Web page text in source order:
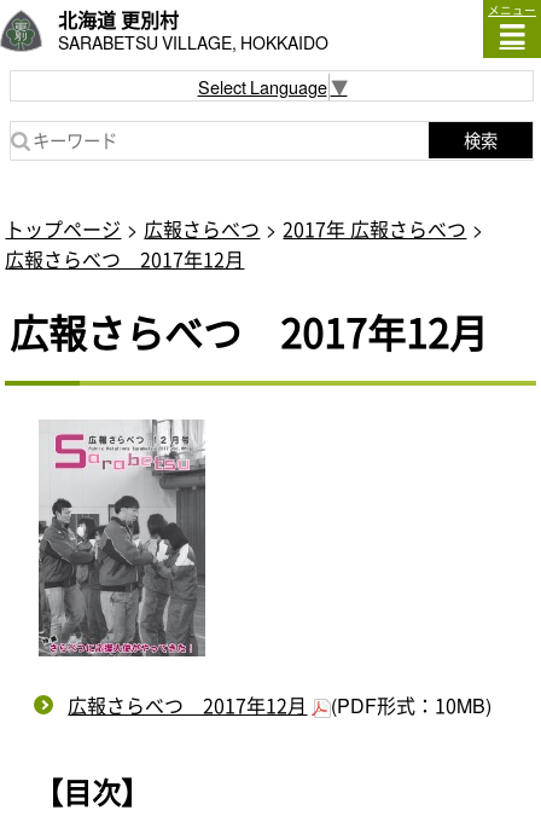
北海道 更別村
SARABETSU VILLAGE, HOKKAIDO
メニュー
Select Language▼
検索
トップページ 広報さらべつ
2017年 広報さらべつ
広報さらべつ 2017年12月
広報さらべつ 2017年12月
広報さらべつ 2017年12月 (PDF形式：10MB)
【目次】